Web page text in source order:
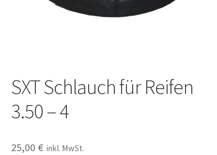
SXT Schlauch für Reifen
3.50 – 4
25,00 € inkl. MwSt.